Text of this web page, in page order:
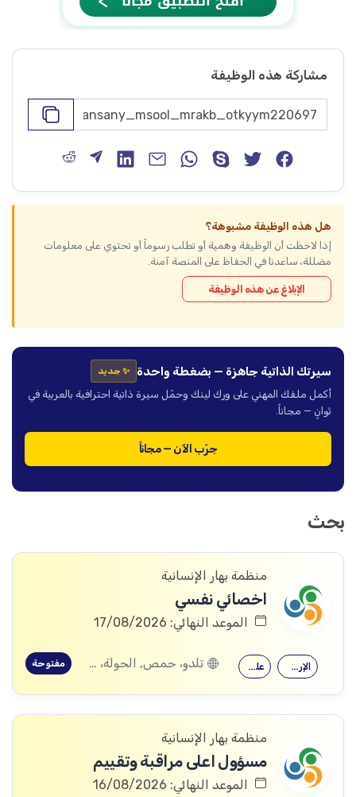
مشاركة هذه الوظيفة
هل هذه الوظيفة مشبوهة؟
إذا لاحظت أن الوظيفة وهمية أو تطلب رسوماً أو تحتوي على معلومات
مضللة، ساعدنا في الحفاظ على المنصة آمنة.
الإبلاغ عن هذه الوظيفة
سيرتك الذاتية جاهزة — بضغطة واحدة ✨ جديد
أكمل ملفك المهني على ورك لينك وحمّل سيرة ذاتية احترافية بالعربية في
ثوانٍ — مجاناً.
جرّب الآن — مجاناً
بحث
منظمة بهار الإنسانية
اخصائي نفسي
الموعد النهائي: 17/08/2026
علم النفس الإرشاد النفسي تلدو، حمص, الحولة، حمص مفتوحة
منظمة بهار الإنسانية
مسؤول اعلى مراقبة وتقييم
الموعد النهائي: 16/08/2026